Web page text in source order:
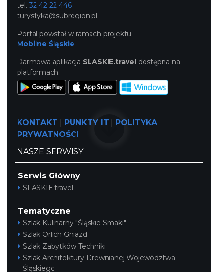
tel. 32 42 22 446
turystyka@subregion.pl
Portal powstał w ramach projektu
Mobilne Śląskie
Darmowa aplikacja SLASKIE.travel dostępna na
platformach
KONTAKT PUNKTY IT
POLITYKA
PRYWATNOŚCI
NASZE SERWISY
Serwis Główny
SLASKIE.travel
Tematyczne
Szlak Kulinarny "Śląskie Smaki"
Szlak Orlich Gniazd
Szlak Zabytków Techniki
Szlak Architektury Drewnianej Województwa
Śląskiego